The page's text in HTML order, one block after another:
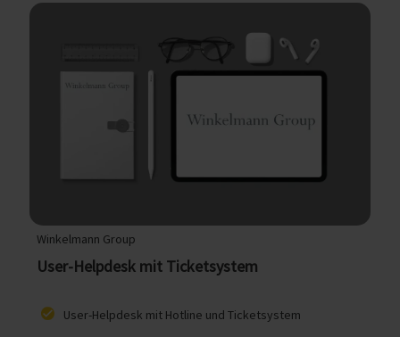
Winkelmann Group
User-Helpdesk mit Ticketsystem
User-Helpdesk mit Hotline und Ticketsystem